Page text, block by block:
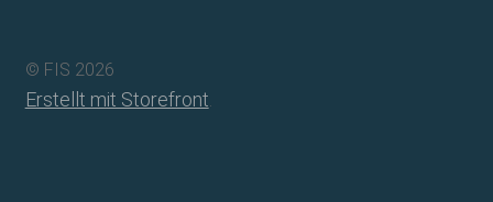
© FIS 2026
Erstellt mit Storefront.